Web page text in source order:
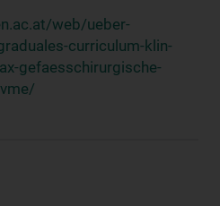
web/ueber-
curriculum-klin-
gefaesschirurgische-